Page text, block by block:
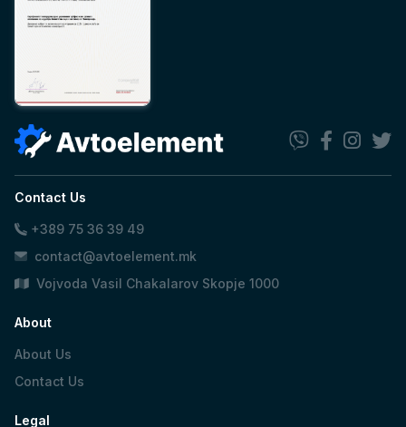
Contact Us
+389 75 36 39 49
contact@avtoelement.mk
Vojvoda Vasil Chakalarov Skopje 1000
About
About Us
Contact Us
Legal